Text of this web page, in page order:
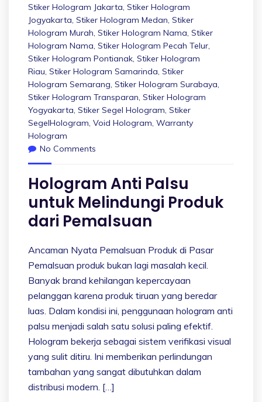
Stiker Hologram Jakarta, Stiker Hologram
Jogyakarta, Stiker Hologram Medan, Stiker
Hologram Murah, Stiker Hologram Nama, Stiker
Hologram Nama, Stiker Hologram Pecah Telur,
Stiker Hologram Pontianak, Stiker Hologram
Riau, Stiker Hologram Samarinda, Stiker
Hologram Semarang, Stiker Hologram Surabaya,
Stiker Hologram Transparan, Stiker Hologram
Yogyakarta, Stiker Segel Hologram, Stiker
SegelHologram, Void Hologram, Warranty
Hologram
No Comments
Hologram Anti Palsu
untuk Melindungi Produk
dari Pemalsuan
Ancaman Nyata Pemalsuan Produk di Pasar
Pemalsuan produk bukan lagi masalah kecil.
Banyak brand kehilangan kepercayaan
pelanggan karena produk tiruan yang beredar
luas. Dalam kondisi ini, penggunaan hologram anti
palsu menjadi salah satu solusi paling efektif.
Hologram bekerja sebagai sistem verifikasi visual
yang sulit ditiru. Ini memberikan perlindungan
tambahan yang sangat dibutuhkan dalam
distribusi modern. […]